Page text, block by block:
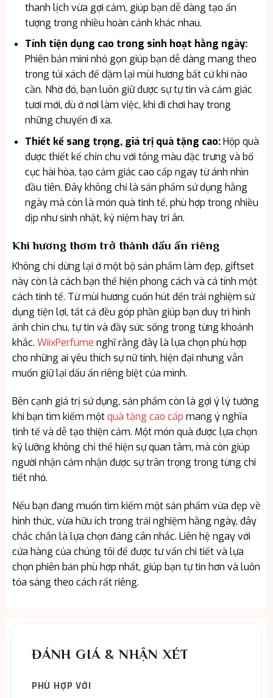
thanh lịch vừa gợi cảm, giúp bạn dễ dàng tạo ấn
tượng trong nhiều hoàn cảnh khác nhau.
Tính tiện dụng cao trong sinh hoạt hằng ngày:
Phiên bản mini nhỏ gọn giúp bạn dễ dàng mang theo
trong túi xách để dặm lại mùi hương bất cứ khi nào
cần. Nhờ đó, bạn luôn giữ được sự tự tin và cảm giác
tươi mới, dù ở nơi làm việc, khi đi chơi hay trong
những chuyến đi xa.
Thiết kế sang trọng, giá trị quà tặng cao:Hộp quà
được thiết kế chỉn chu với tông màu đặc trưng và bố
cục hài hòa, tạo cảm giác cao cấp ngay từ ánh nhìn
đầu tiên. Đây không chỉ là sản phẩm sử dụng hằng
ngày mà còn là món quà tinh tế, phù hợp trong nhiều
dịp như sinh nhật, kỷ niệm hay tri ân.
Khi hương thơm trở thành dấu ấn riêng
Không chỉ dừng lại ở một bộ sản phẩm làm đẹp, giftset
này còn là cách bạn thể hiện phong cách và cá tính một
cách tinh tế. Từ mùi hương cuốn hút đến trải nghiệm sử
dụng tiện lợi, tất cả đều góp phần giúp bạn duy trì hình
ảnh chỉn chu, tự tin và đầy sức sống trong từng khoảnh
khắc. WiixPerfume nghĩ rằng đây là lựa chọn phù hợp
cho những ai yêu thích sự nữ tính, hiện đại nhưng vẫn
muốn giữ lại dấu ấn riêng biệt của mình.
Bên cạnh giá trị sử dụng, sản phẩm còn là gợi ý lý tưởng
khi bạn tìm kiếm mộtquà tặng cao cấp mang ý nghĩa
tinh tế và dễ tạo thiện cảm. Một món quà được lựa chọn
kỹ lưỡng không chỉ thể hiện sự quan tâm, mà còn giúp
người nhận cảm nhận được sự trân trọng trong từng chi
tiết nhỏ.
Nếu bạn đang muốn tìm kiếm một sản phẩm vừa đẹp về
hình thức, vừa hữu ích trong trải nghiệm hằng ngày, đây
chắc chắn là lựa chọn đáng cân nhắc. Liên hệ ngay với
cửa hàng của chúng tôi để được tư vấn chi tiết và lựa
chọn phiên bản phù hợp nhất, giúp bạn tự tin hơn và luôn
tỏa sáng theo cách rất riêng.
ĐÁNH GIÁ & NHẬN XÉT
PHÙ HỢP VỚI